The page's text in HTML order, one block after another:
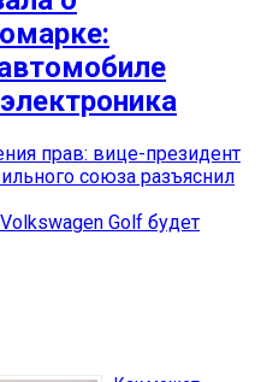
прав: вице-президент
союза разъяснил
Golf будет